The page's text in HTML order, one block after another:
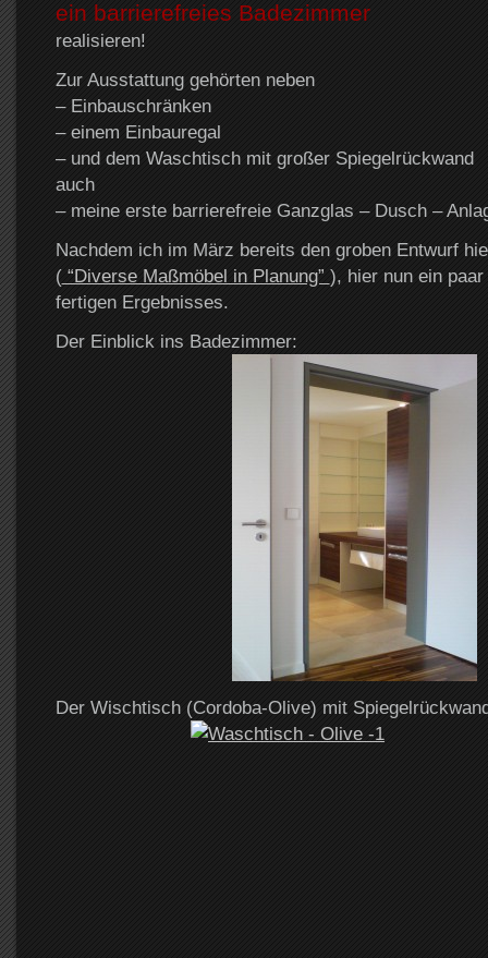
ein barrierefreies Badezimmer
realisieren!
Zur Ausstattung gehörten neben
– Einbauschränken
– einem Einbauregal
– und dem Waschtisch mit großer Spiegelrückwand
auch
– meine erste barrierefreie Ganzglas – Dusch –
Nachdem ich im März bereits den groben Entwurf
(“Diverse Maßmöbel in Planung” ), hier nun ein
fertigen Ergebnisses.
Der Einblick ins Badezimmer:
Der Wischtisch (Cordoba-Olive) mit